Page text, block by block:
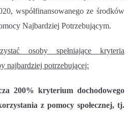
współfinansowanego ze środków
Najbardziej Potrzebującym.
osoby spełniające kryteria
najbardziej potrzebującej:
200% kryterium dochodowego
z pomocy społecznej, tj.